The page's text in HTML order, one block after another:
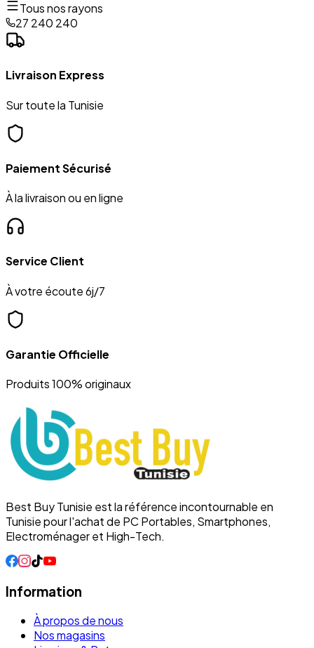
Tous nos rayons
27 240 240
Livraison Express
Sur toute la Tunisie
Paiement Sécurisé
À la livraison ou en ligne
Service Client
À votre écoute 6j/7
Garantie Officielle
Produits 100% originaux
Best Buy Tunisie est la référence incontournable en
Tunisie pour l'achat de PC Portables, Smartphones,
Electroménager et High-Tech.
Information
À propos de nous
Nos magasins